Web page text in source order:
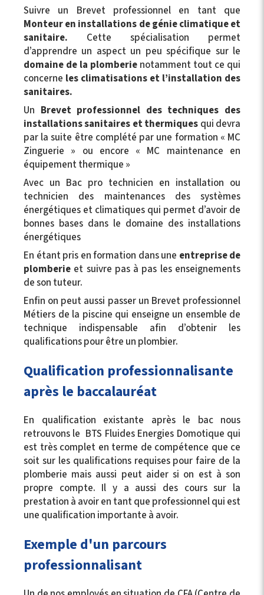
Suivre un Brevet professionnel en tant que
Monteur en installations de génie climatique et
sanitaire. Cette spécialisation permet
d’apprendre un aspect un peu spécifique sur le
domaine de la plomberie notamment tout ce qui
concerne les climatisations et l’installation des
sanitaires.
Un Brevet professionnel des techniques des
installations sanitaires et thermiques qui devra
par la suite être complété par une formation « MC
Zinguerie » ou encore « MC maintenance en
équipement thermique »
Avec un Bac pro technicien en installation ou
technicien des maintenances des systèmes
énergétiques et climatiques qui permet d’avoir de
bonnes bases dans le domaine des installations
énergétiques
En étant pris en formation dans une entreprise de
plomberie et suivre pas à pas les enseignements
de son tuteur.
Enfin on peut aussi passer un Brevet professionnel
Métiers de la piscine qui enseigne un ensemble de
technique indispensable afin d’obtenir les
qualifications pour être un plombier.
Qualification professionnalisante
après le baccalauréat
En qualification existante après le bac nous
retrouvons le BTS Fluides Energies Domotique qui
est très complet en terme de compétence que ce
soit sur les qualifications requises pour faire de la
plomberie mais aussi peut aider si on est à son
propre compte. Il y a aussi des cours sur la
prestation à avoir en tant que professionnel qui est
une qualification importante à avoir.
Exemple d'un parcours
professionnalisant